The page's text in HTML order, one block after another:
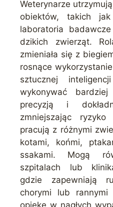
Weterynarze
obiektów, takich
laboratoria
dzikich zwierząt.
zmieniała się z
rosnące
sztucznej
wykonywać
precyzją i
zmniejszając ryzyko
pracują z różnymi
kotami, końmi,
ssakami. Mogą
szpitalach lub
gdzie zapewniają
chorymi lub
opiekę w nagłych